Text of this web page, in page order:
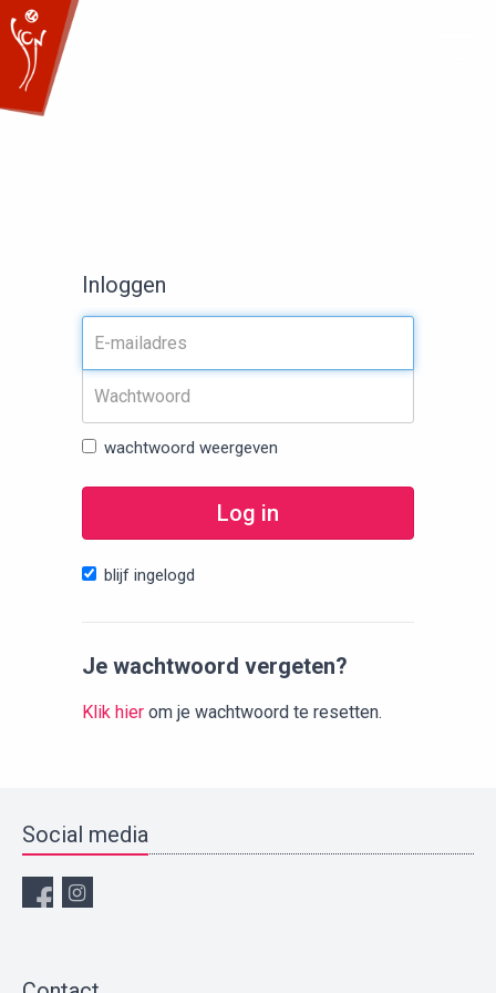
Inloggen
wachtwoord weergeven
Log in
blijf ingelogd
Je wachtwoord vergeten?
Klik hier om je wachtwoord te resetten.
Social media